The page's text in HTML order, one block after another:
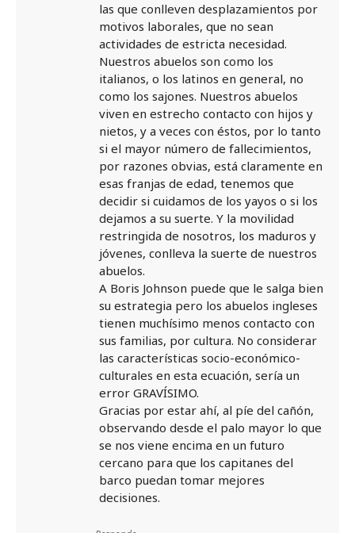
las que conlleven desplazamientos por
motivos laborales, que no sean
actividades de estricta necesidad.
Nuestros abuelos son como los
italianos, o los latinos en general, no
como los sajones. Nuestros abuelos
viven en estrecho contacto con hijos y
nietos, y a veces con éstos, por lo tanto
si el mayor número de fallecimientos,
por razones obvias, está claramente en
esas franjas de edad, tenemos que
decidir si cuidamos de los yayos o si los
dejamos a su suerte. Y la movilidad
restringida de nosotros, los maduros y
jóvenes, conlleva la suerte de nuestros
abuelos.
A Boris Johnson puede que le salga bien
su estrategia pero los abuelos ingleses
tienen muchísimo menos contacto con
sus familias, por cultura. No considerar
las características socio-económico-
culturales en esta ecuación, sería un
error GRAVÍSIMO.
Gracias por estar ahí, al píe del cañón,
observando desde el palo mayor lo que
se nos viene encima en un futuro
cercano para que los capitanes del
barco puedan tomar mejores
decisiones.